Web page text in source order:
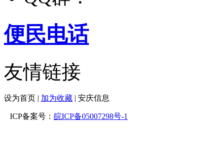
便民电话
友情链接
设为首页 | 加为收藏 | 安庆信息
ICP备案号： 皖ICP备05007298号-1